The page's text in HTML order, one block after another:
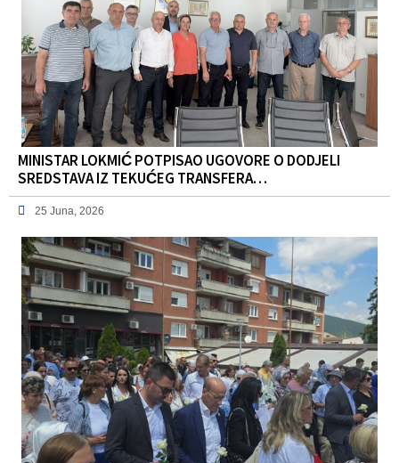
MINISTAR LOKMIĆ POTPISAO UGOVORE O DODJELI
SREDSTAVA IZ TEKUĆEG TRANSFERA…
25 Juna, 2026